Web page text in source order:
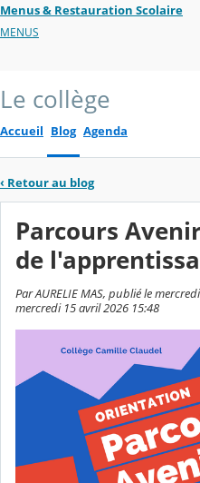
Menus & Restauration Scolaire
MENUS
Le collège
Accueil Blog Agenda
‹ Retour au blog
Parcours
de
Par AURELIE MAS, publié le
mercredi 15 avril 2026 15:48